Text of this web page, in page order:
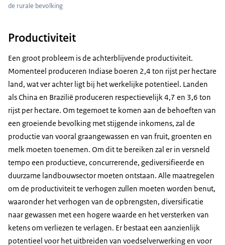
de rurale bevolking
Productiviteit
Een groot probleem is de achterblijvende productiviteit.
Momenteel produceren Indiase boeren 2,4 ton rijst per hectare
land, wat ver achter ligt bij het werkelijke potentieel. Landen
als China en Brazilië produceren respectievelijk 4,7 en 3,6 ton
rijst per hectare. Om tegemoet te komen aan de behoeften van
een groeiende bevolking met stijgende inkomens, zal de
productie van vooral graangewassen en van fruit, groenten en
melk moeten toenemen. Om dit te bereiken zal er in versneld
tempo een productieve, concurrerende, gediversifieerde en
duurzame landbouwsector moeten ontstaan. Alle maatregelen
om de productiviteit te verhogen zullen moeten worden benut,
waaronder het verhogen van de opbrengsten, diversificatie
naar gewassen met een hogere waarde en het versterken van
ketens om verliezen te verlagen. Er bestaat een aanzienlijk
potentieel voor het uitbreiden van voedselverwerking en voor